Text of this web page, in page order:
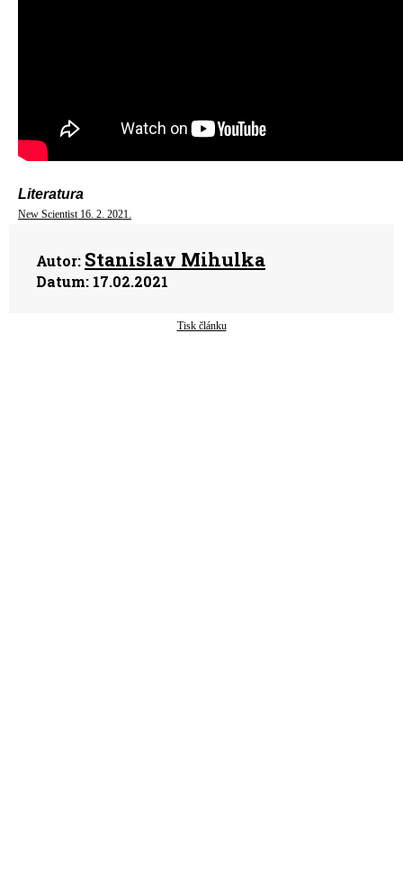
Literatura
New Scientist 16. 2. 2021.
Autor: Stanislav Mihulka
Datum: 17.02.2021
Tisk článku